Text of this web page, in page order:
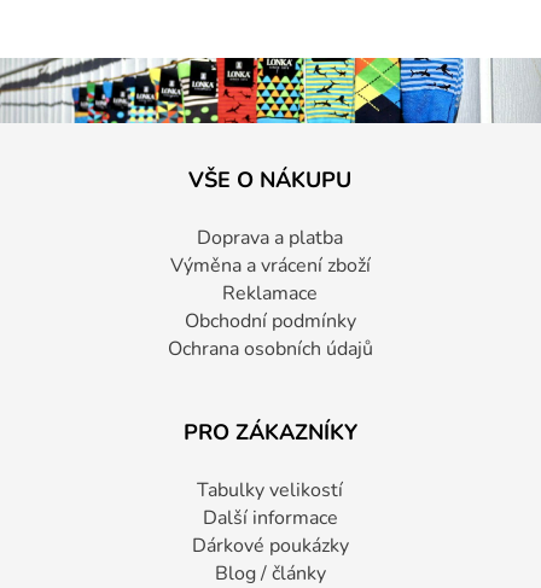
VŠE O NÁKUPU
Doprava a platba
Výměna a vrácení zboží
Reklamace
Obchodní podmínky
Ochrana osobních údajů
PRO ZÁKAZNÍKY
Tabulky velikostí
Další informace
Dárkové poukázky
Blog / články